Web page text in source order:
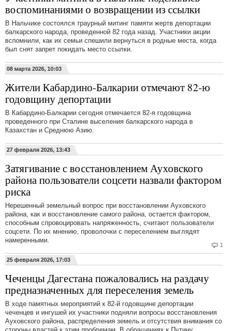
воспоминаниями о возвращении из ссылки
В Нальчике состоялся траурный митинг памяти жертв депортации
балкарского народа, проведенной 82 года назад. Участники акции
вспомнили, как их семьи спешили вернуться в родные места, когда
был снят запрет покидать место ссылки.
08 марта 2026, 10:03
Жители Кабардино-Балкарии отмечают 82-ю
годовщину депортации
В Кабардино-Балкарии сегодня отмечается 82-я годовщина
проведенного при Сталине выселения балкарского народа в
Казахстан и Среднюю Азию.
27 февраля 2026, 13:43
1
Затягивание с восстановлением Ауховского
района пользователи соцсети назвали фактором
риска
Нерешенный земельный вопрос при восстановлении Ауховского
района, как и восстановление самого района, остается фактором,
способным спровоцировать напряженность, считают пользователи
соцсети. По их мнению, проволочки с переселением выглядят
намеренными.
25 февраля 2026, 17:03
Чеченцы Дагестана пожаловались на раздачу
предназначенных для переселения земель
В ходе памятных мероприятий к 82-й годовщине депортации
чеченцев и ингушей их участники подняли вопросы восстановления
Ауховского района, распределения земель и отсутствия внимания со